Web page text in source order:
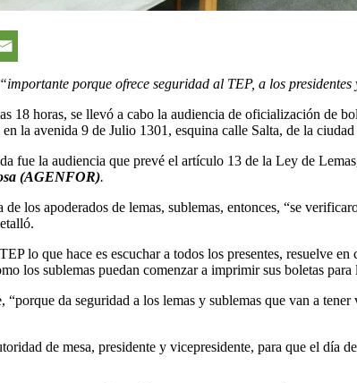
porque ofrece seguridad al TEP, a los
18 horas, se llevó a cabo la audiencia de oficialización de
la avenida 9 de Julio 1301, esquina calle Salta, de la
fue la audiencia que prevé el artículo 13 de la Ley de
(AGENFOR).
de los apoderados de lemas, sublemas, entonces, “se
lo que hace es escuchar a todos los presentes, resuelve
los sublemas puedan comenzar a imprimir sus boletas
“porque da seguridad a los lemas y sublemas que van a
de mesa, presidente y vicepresidente, para que el día